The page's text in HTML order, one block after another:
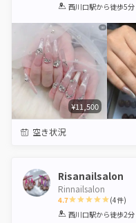
1 2 3 4 5
西川口駅から徒歩5分
¥11,500
空き状況
Risanailsalon
Rinnailsalon
4.7
1 2 3 4 5
(4件)
西川口駅から徒歩2分